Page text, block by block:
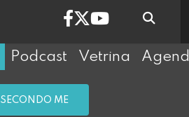
Podcast Vetrina
SECONDO ME